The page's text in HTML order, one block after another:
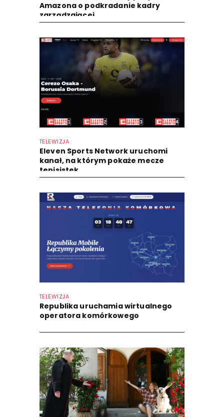
Amazona o podkradanie kadry
zarządzającej
TELEWIZJA
Eleven Sports Network uruchomi
kanał, na którym pokaże mecze
tenisistek
TELEWIZJA
Republika uruchamia wirtualnego
operatora komórkowego